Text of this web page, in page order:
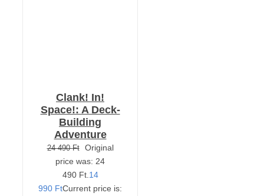
Clank! In!
Space!: A Deck-
Building
Adventure
24 490Ft
Original
price was: 24
490 Ft. 14
990 FtCurrent price is: